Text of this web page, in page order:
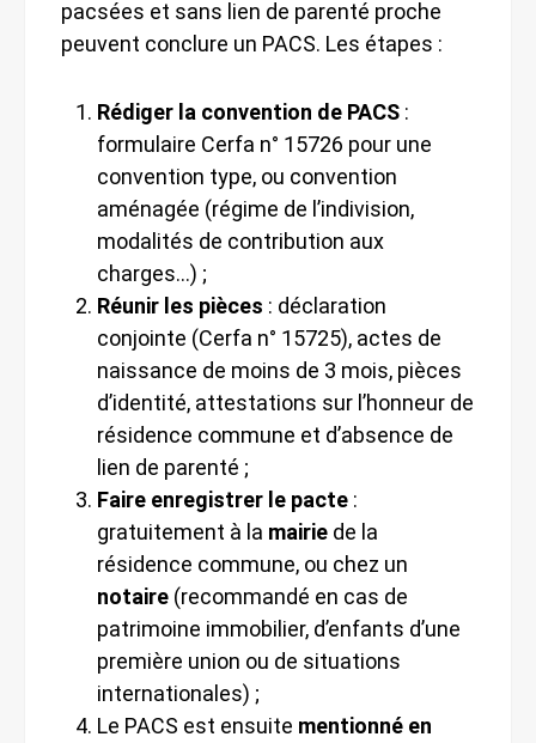
pacsées et sans lien de parenté proche
peuvent conclure un PACS. Les étapes :
Rédiger la convention de PACS :
formulaire Cerfa n° 15726 pour une
convention type, ou convention
aménagée (régime de l’indivision,
modalités de contribution aux
charges…) ;
Réunir les pièces : déclaration
conjointe (Cerfa n° 15725), actes de
naissance de moins de 3 mois, pièces
d’identité, attestations sur l’honneur de
résidence commune et d’absence de
lien de parenté ;
Faire enregistrer le pacte :
gratuitement à la mairie de la
résidence commune, ou chez un
notaire (recommandé en cas de
patrimoine immobilier, d’enfants d’une
première union ou de situations
internationales) ;
Le PACS est ensuite mentionné en